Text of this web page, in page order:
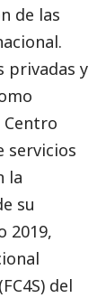
de las
privadas y
servicios
la
su
2019,
del